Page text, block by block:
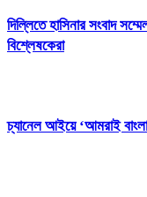
দিল্লিতে হাসিনার সংবাদ
বিশ্লেষকেরা
চ্যানেল আইয়ে ‘আমরাই